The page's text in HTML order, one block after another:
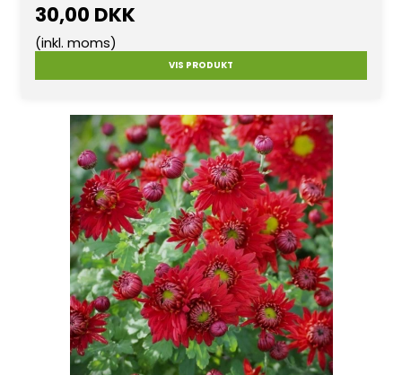
30,00 DKK
(inkl. moms)
VIS PRODUKT